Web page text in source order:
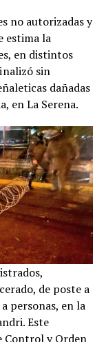
no autorizadas y
estima la
en distintos
sin
dañadas
en La Serena.
de poste a
personas, en la
Este
Control y Orden